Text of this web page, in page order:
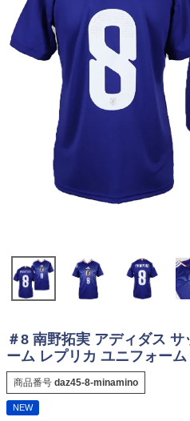
＃8 南野拓実 アディダス
ーム レプリカ ユニフォー
商品番号 daz45-8-minamino
NEW